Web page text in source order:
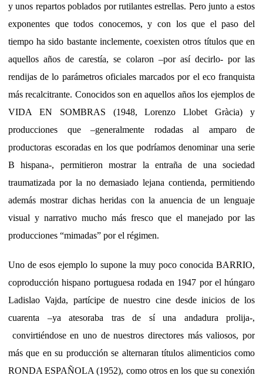
y unos repartos poblados por rutilantes estrellas. Pero junto a estos
exponentes que todos conocemos, y con los que el paso del
tiempo ha sido bastante inclemente, coexisten otros títulos que en
aquellos años de carestía, se colaron –por así decirlo- por las
rendijas de lo parámetros oficiales marcados por el eco franquista
más recalcitrante. Conocidos son en aquellos años los ejemplos de
VIDA EN SOMBRAS (1948, Lorenzo Llobet Gràcia) y
producciones que –generalmente rodadas al amparo de
productoras escoradas en los que podríamos denominar una serie
B hispana-, permitieron mostrar la entraña de una sociedad
traumatizada por la no demasiado lejana contienda, permitiendo
además mostrar dichas heridas con la anuencia de un lenguaje
visual y narrativo mucho más fresco que el manejado por las
producciones “mimadas” por el régimen.
Uno de esos ejemplo lo supone la muy poco conocida BARRIO,
coproducción hispano portuguesa rodada en 1947 por el húngaro
Ladislao Vajda, partícipe de nuestro cine desde inicios de los
cuarenta –ya atesoraba tras de sí una andadura prolija-,
convirtiéndose en uno de nuestros directores más valiosos, por
más que en su producción se alternaran títulos alimenticios como
RONDA ESPAÑOLA (1952), como otros en los que su conexión